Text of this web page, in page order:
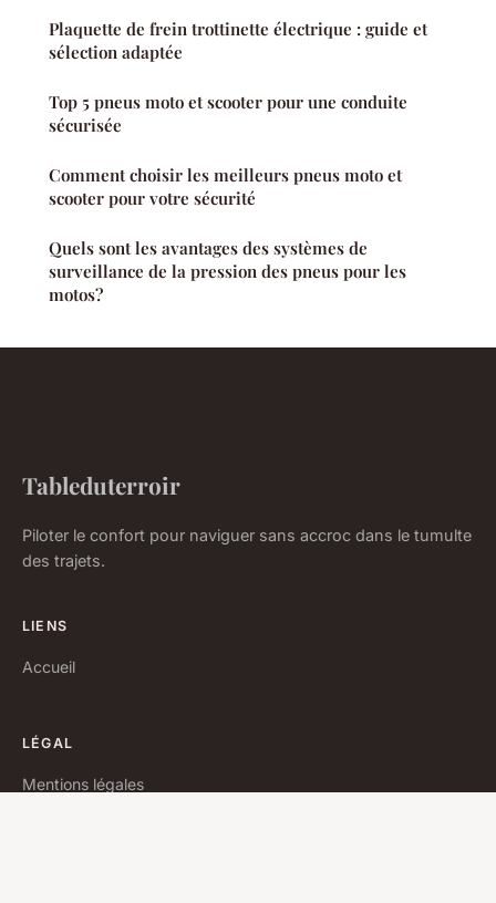
Plaquette de frein trottinette électrique : guide et
sélection adaptée
Top 5 pneus moto et scooter pour une conduite
sécurisée
Comment choisir les meilleurs pneus moto et
scooter pour votre sécurité
Quels sont les avantages des systèmes de
surveillance de la pression des pneus pour les
motos?
Tableduterroir
Piloter le confort pour naviguer sans accroc dans le tumulte
des trajets.
LIENS
Accueil
LÉGAL
Mentions légales